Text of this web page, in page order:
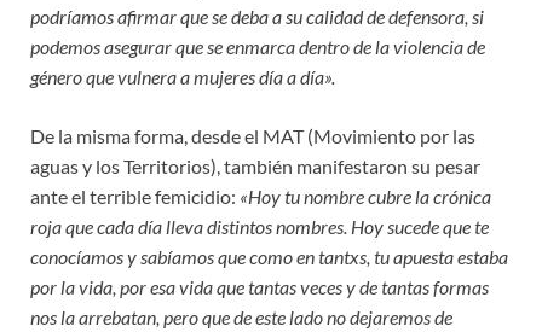
podríamos afirmar que se deba a su calidad de defensora, si
podemos asegurar que se enmarca dentro de la violencia de
género que vulnera a mujeres día a día».
De la misma forma, desde el MAT (Movimiento por las
aguas y los Territorios), también manifestaron su pesar
ante el terrible femicidio: «Hoy tu nombre cubre la crónica
roja que cada día lleva distintos nombres. Hoy sucede que te
conocíamos y sabíamos que como en tantxs, tu apuesta estaba
por la vida, por esa vida que tantas veces y de tantas formas
nos la arrebatan, pero que de este lado no dejaremos de